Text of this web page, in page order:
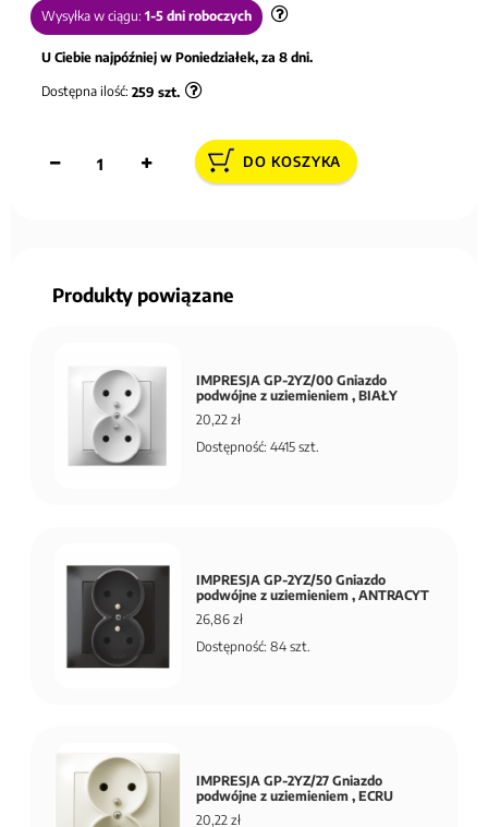
Wysyłka w ciągu: 1-5 dni roboczych
U Ciebie najpóźniej w Poniedziałek, za 8 dni.
Dostępna ilość: 259 szt.
DO KOSZYKA
Produkty powiązane
IMPRESJA GP-2YZ/00 Gniazdo
podwójne z uziemieniem , BIAŁY
20,22 zł
Dostępność: 4415 szt.
IMPRESJA GP-2YZ/50 Gniazdo
podwójne z uziemieniem , ANTRACYT
26,86 zł
Dostępność: 84 szt.
IMPRESJA GP-2YZ/27 Gniazdo
podwójne z uziemieniem , ECRU
20,22 zł